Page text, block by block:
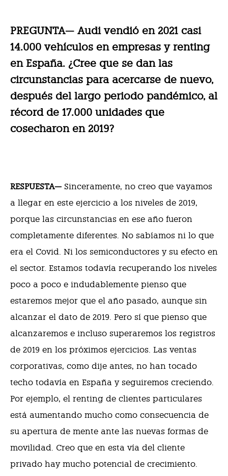
PREGUNTA— Audi vendió en 2021 casi
14.000 vehículos en empresas y renting
en España. ¿Cree que se dan las
circunstancias para acercarse de nuevo,
después del largo periodo pandémico, al
récord de 17.000 unidades que
cosecharon en 2019?
RESPUESTA— Sinceramente, no creo que vayamos
a llegar en este ejercicio a los niveles de 2019,
porque las circunstancias en ese año fueron
completamente diferentes. No sabíamos ni lo que
era el Covid. Ni los semiconductores y su efecto en
el sector. Estamos todavía recuperando los niveles
poco a poco e indudablemente pienso que
estaremos mejor que el año pasado, aunque sin
alcanzar el dato de 2019. Pero sí que pienso que
alcanzaremos e incluso superaremos los registros
de 2019 en los próximos ejercicios. Las ventas
corporativas, como dije antes, no han tocado
techo todavía en España y seguiremos creciendo.
Por ejemplo, el renting de clientes particulares
está aumentando mucho como consecuencia de
su apertura de mente ante las nuevas formas de
movilidad. Creo que en esta vía del cliente
privado hay mucho potencial de crecimiento.